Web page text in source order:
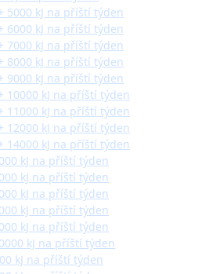
5000 kJ na příští týden
6000 kJ na příští týden
7000 kJ na příští týden
8000 kJ na příští týden
9000 kJ na příští týden
10000 kJ na příští týden
11000 kJ na příští týden
12000 kJ na příští týden
14000 kJ na příští týden
kJ na příští týden
kJ na příští týden
kJ na příští týden
kJ na příští týden
kJ na příští týden
kJ na příští týden
kJ na příští týden